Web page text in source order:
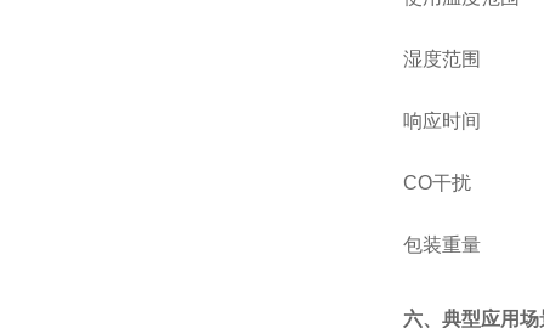
湿度范围
响应时间
CO干扰
包装重量
六、典型应用场